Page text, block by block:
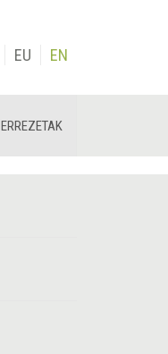
EU EN
ERREZETAK